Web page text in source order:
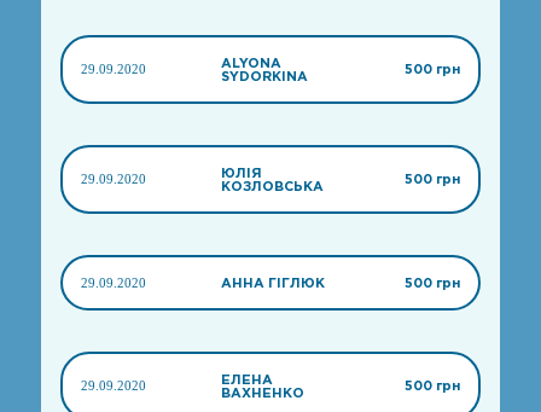
29.09.2020
ALYONA
SYDORKINA
500 грн
29.09.2020
ЮЛІЯ
КОЗЛОВСЬКА
500 грн
29.09.2020 АННА ГІГЛЮК 500 грн
29.09.2020
ЕЛЕНА
ВАХНЕНКО
500 грн